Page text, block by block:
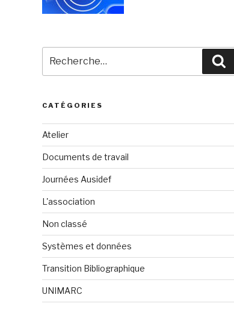
pour
CATÉGORIES
Atelier
Documents de travail
Journées Ausidef
L'association
Non classé
Systèmes et données
Transition Bibliographique
UNIMARC